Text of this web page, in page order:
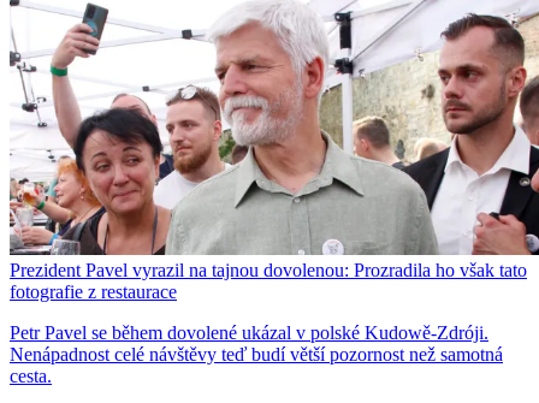
Prezident Pavel vyrazil na tajnou dovolenou: Prozradila ho však tato
fotografie z restaurace
Petr Pavel se během dovolené ukázal v polské Kudowě-Zdróji.
Nenápadnost celé návštěvy teď budí větší pozornost než samotná
cesta.